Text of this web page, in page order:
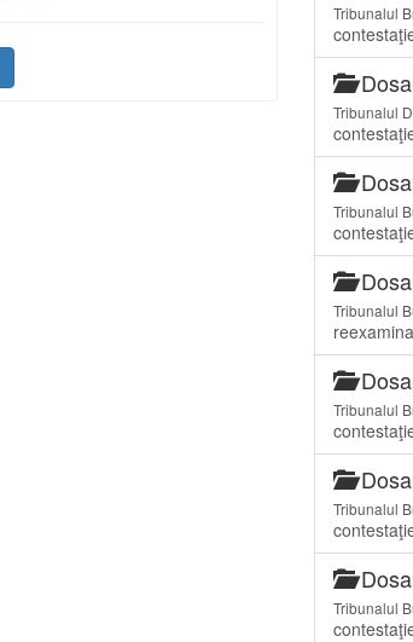
Tribunalul
Tribunalul
Tribunalul
Tribunalul
Tribunalul
Tribunalul
Tribunalul